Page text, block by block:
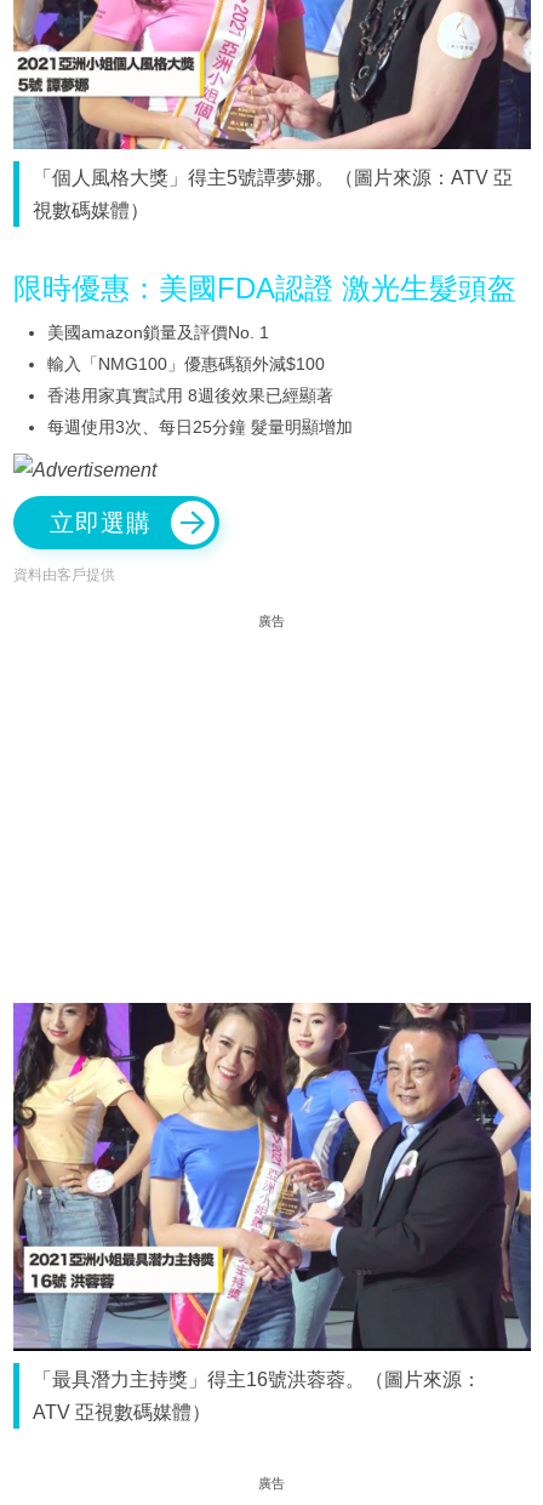
「個人風格大獎」得主5號譚夢娜。（圖片來源：ATV 亞
視數碼媒體）
限時優惠：美國FDA認證 激光生髮頭盔
美國amazon鎖量及評價No. 1
輸入「NMG100」優惠碼額外減$100
香港用家真實試用 8週後效果已經顯著
每週使用3次、每日25分鐘 髮量明顯增加
立即選購
資料由客戶提供
廣告
「最具潛力主持獎」得主16號洪蓉蓉。（圖片來源：
ATV 亞視數碼媒體）
廣告